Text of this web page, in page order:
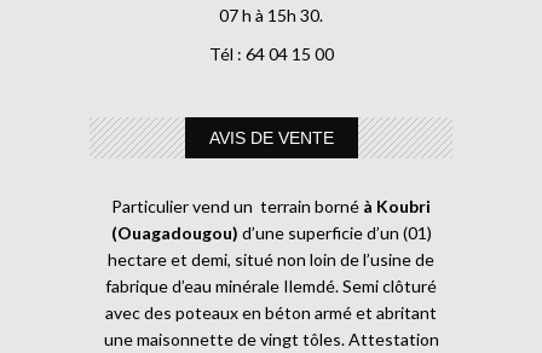
07 h à 15h 30.
Tél : 64 04 15 00
AVIS DE VENTE
Particulier vend un terrain borné à Koubri
(Ouagadougou) d’une superficie d’un (01)
hectare et demi, situé non loin de l’usine de
fabrique d’eau minérale Ilemdé. Semi clôturé
avec des poteaux en béton armé et abritant
une maisonnette de vingt tôles. Attestation